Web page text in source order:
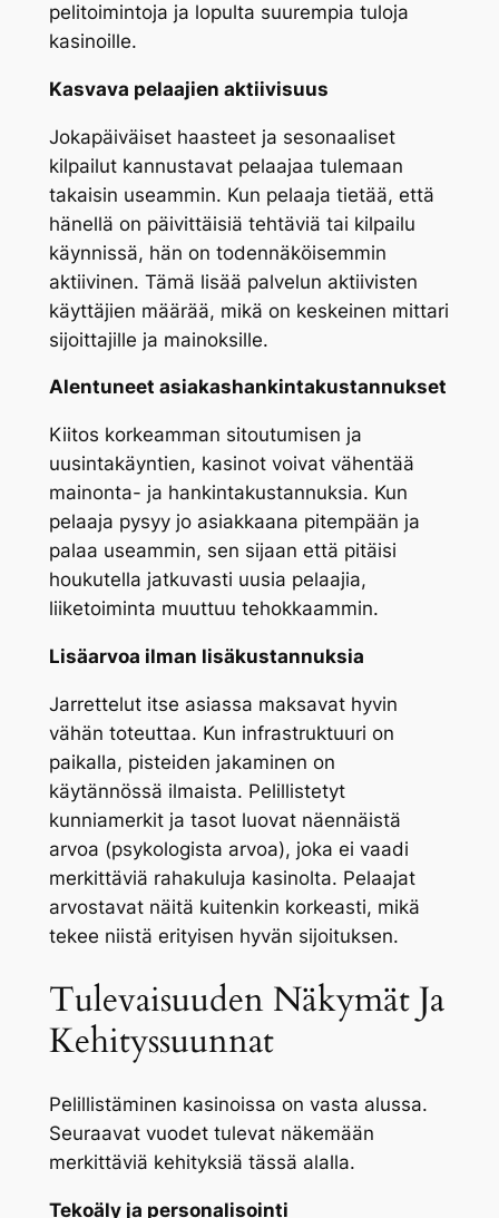
pelitoimintoja ja lopulta suurempia tuloja
kasinoille.
Kasvava pelaajien aktiivisuus
Jokapäiväiset haasteet ja sesonaaliset
kilpailut kannustavat pelaajaa tulemaan
takaisin useammin. Kun pelaaja tietää, että
hänellä on päivittäisiä tehtäviä tai kilpailu
käynnissä, hän on todennäköisemmin
aktiivinen. Tämä lisää palvelun aktiivisten
käyttäjien määrää, mikä on keskeinen mittari
sijoittajille ja mainoksille.
Alentuneet asiakashankintakustannukset
Kiitos korkeamman sitoutumisen ja
uusintakäyntien, kasinot voivat vähentää
mainonta- ja hankintakustannuksia. Kun
pelaaja pysyy jo asiakkaana pitempään ja
palaa useammin, sen sijaan että pitäisi
houkutella jatkuvasti uusia pelaajia,
liiketoiminta muuttuu tehokkaammin.
Lisäarvoa ilman lisäkustannuksia
Jarrettelut itse asiassa maksavat hyvin
vähän toteuttaa. Kun infrastruktuuri on
paikalla, pisteiden jakaminen on
käytännössä ilmaista. Pelillistetyt
kunniamerkit ja tasot luovat näennäistä
arvoa (psykologista arvoa), joka ei vaadi
merkittäviä rahakuluja kasinolta. Pelaajat
arvostavat näitä kuitenkin korkeasti, mikä
tekee niistä erityisen hyvän sijoituksen.
Tulevaisuuden Näkymät Ja
Kehityssuunnat
Pelillistäminen kasinoissa on vasta alussa.
Seuraavat vuodet tulevat näkemään
merkittäviä kehityksiä tässä alalla.
Tekoäly ja personalisointi